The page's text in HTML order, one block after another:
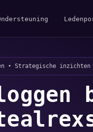
• Strategische inzichten